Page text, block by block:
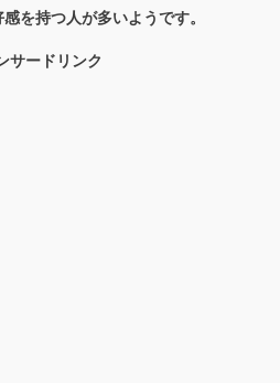
を持つ人が多いようです。
サードリンク